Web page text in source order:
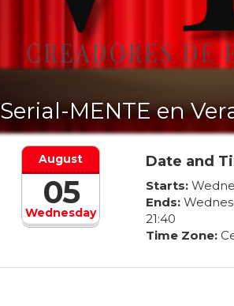
Serial-MENTE en
Wednesday
August
05
Date and
Starts:
Ends:
21:40
Time Zone: